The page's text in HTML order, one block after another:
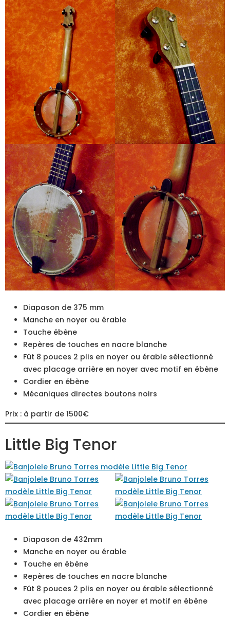
Diapason de 375 mm
Manche en noyer ou érable
Touche ébène
Repères de touches en nacre blanche
Fût 8 pouces 2 plis en noyer ou érable sélectionné
avec placage arrière en noyer avec motif en ébène
Cordier en ébène
Mécaniques directes boutons noirs
Prix : à partir de 1500€
Little Big Tenor
Diapason de 432mm
Manche en noyer ou érable
Touche en ébène
Repères de touches en nacre blanche
Fût 8 pouces 2 plis en noyer ou érable sélectionné
avec placage arrière en noyer et motif en ébène
Cordier en ébène